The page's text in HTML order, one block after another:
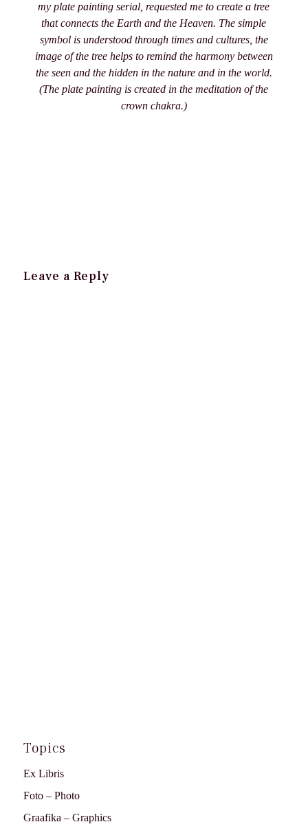
my plate painting serial, requested me to create a tree
that connects the Earth and the Heaven. The simple
symbol is understood through times and cultures, the
image of the tree helps to remind the harmony between
the seen and the hidden in the nature and in the world.
(The plate painting is created in the meditation of the
crown chakra.)
Leave a Reply
Topics
Ex Libris
Foto – Photo
Graafika – Graphics